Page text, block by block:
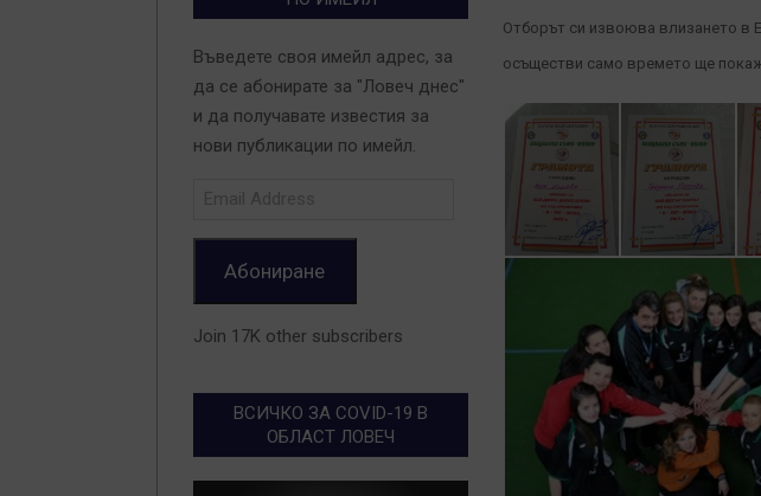
Отборът си извоюва влизането в
осъществи само времето ще
Въведете своя имейл адрес, за
да се абонирате за "Ловеч днес"
и да получавате известия за
нови публикации по имейл.
Абониране
Join 17K other subscribers
ВСИЧКО ЗА COVID-19 В
ОБЛАСТ ЛОВЕЧ